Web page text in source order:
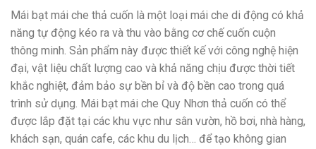
Mái bạt mái che thả cuốn là một loại mái che di động có khả
năng tự động kéo ra và thu vào bằng cơ chế cuốn cuộn
thông minh. Sản phẩm này được thiết kế với công nghệ hiện
đại, vật liệu chất lượng cao và khả năng chịu được thời tiết
khắc nghiệt, đảm bảo sự bền bỉ và độ bền cao trong quá
trình sử dụng. Mái bạt mái che Quy Nhơn thả cuốn có thể
được lắp đặt tại các khu vực như sân vườn, hồ bơi, nhà hàng,
khách sạn, quán cafe, các khu du lịch… để tạo không gian